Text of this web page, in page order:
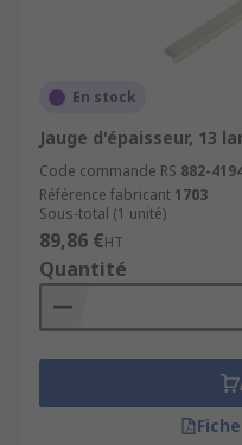
En stock
Jauge d'épaisseur, 13
Code commande RS 882-
Référence fabricant 1703
Sous-total (1 unité)
89,86 €HT
Quantité